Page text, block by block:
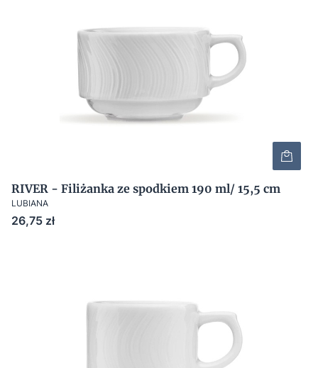
RIVER - Filiżanka ze spodkiem 190 ml/ 15,5 cm
LUBIANA
Cena
26,75 zł